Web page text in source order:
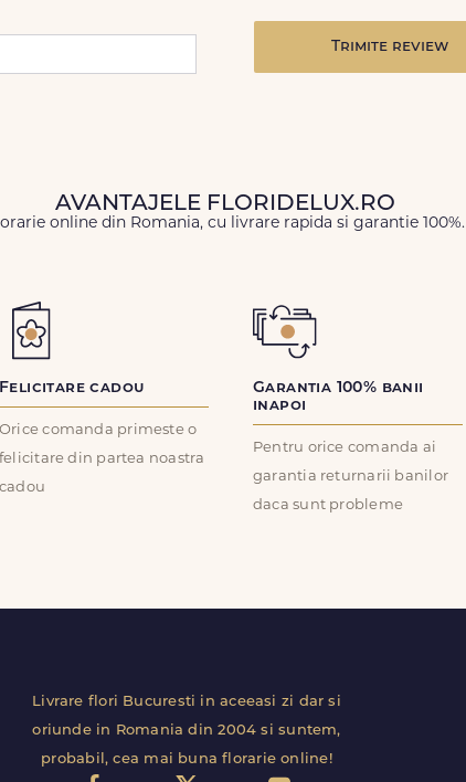
Trimite review
AVANTAJELE FLORIDELUX.RO
online din Romania, cu livrare rapida si garantie 100%.
Felicitare cadou
Orice comanda primeste o
felicitare din partea noastra
cadou
Garantia 100% banii
inapoi
Pentru orice comanda ai
garantia returnarii banilor
daca sunt probleme
Livrare flori Bucuresti in aceeasi zi dar si
oriunde in Romania din 2004 si suntem,
probabil, cea mai buna florarie online!